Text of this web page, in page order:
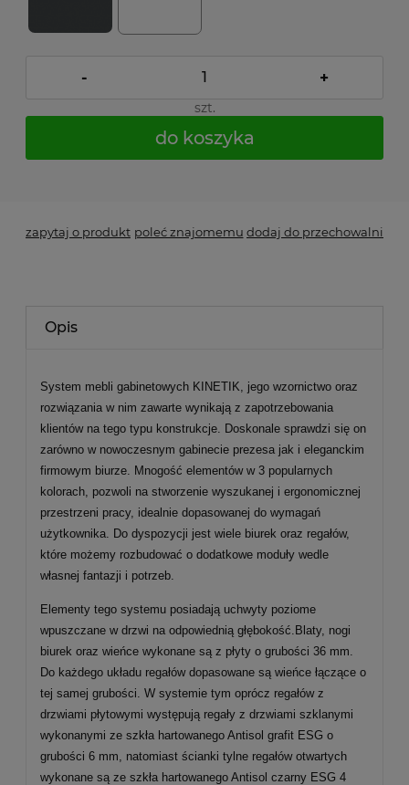
- +
szt.
do koszyka
zapytaj o produkt poleć znajomemu dodaj do przechowalni
Opis
System mebli gabinetowych KINETIK, jego wzornictwo oraz
rozwiązania w nim zawarte wynikają z zapotrzebowania
klientów na tego typu konstrukcje. Doskonale sprawdzi się on
zarówno w nowoczesnym gabinecie prezesa jak i eleganckim
firmowym biurze. Mnogość elementów w 3 popularnych
kolorach, pozwoli na stworzenie wyszukanej i ergonomicznej
przestrzeni pracy, idealnie dopasowanej do wymagań
użytkownika. Do dyspozycji jest wiele biurek oraz regałów,
które możemy rozbudować o dodatkowe moduły wedle
własnej fantazji i potrzeb.
Elementy tego systemu posiadają uchwyty poziome
wpuszczane w drzwi na odpowiednią głębokość.Blaty, nogi
biurek oraz wieńce wykonane są z płyty o grubości 36 mm.
Do każdego układu regałów dopasowane są wieńce łączące o
tej samej grubości. W systemie tym oprócz regałów z
drzwiami płytowymi występują regały z drzwiami szklanymi
wykonanymi ze szkła hartowanego Antisol grafit ESG o
grubości 6 mm, natomiast ścianki tylne regałów otwartych
wykonane są ze szkła hartowanego Antisol czarny ESG 4